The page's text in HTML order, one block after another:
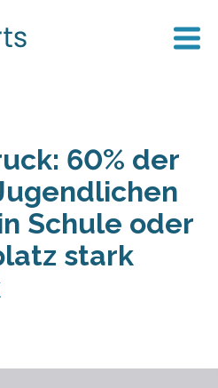
60% der
Schule oder
stark